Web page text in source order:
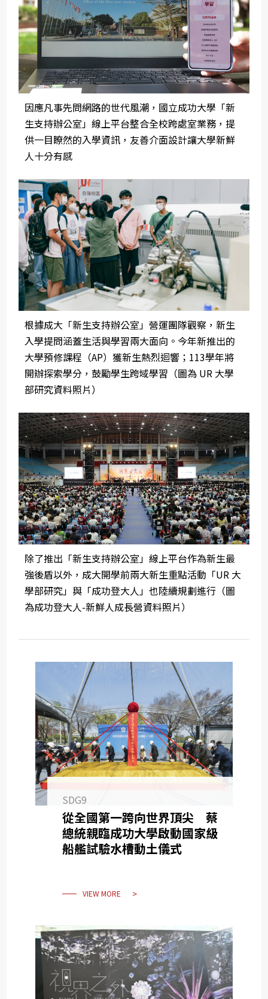
因應凡事先問網路的世代風潮，國立成功大學「新
生支持辦公室」線上平台整合全校跨處室業務，提
供一目瞭然的入學資訊，友善介面設計讓大學新鮮
人十分有感
根據成大「新生支持辦公室」營運團隊觀察，新生
入學提問涵蓋生活與學習兩大面向。今年新推出的
大學預修課程（AP）獲新生熱烈迴響；113學年將
開辦探索學分，鼓勵學生跨域學習（圖為 UR 大學
部研究資料照片）
除了推出「新生支持辦公室」線上平台作為新生最
強後盾以外，成大開學前兩大新生重點活動「UR 大
學部研究」與「成功登大人」也陸續規劃進行（圖
為成功登大人-新鮮人成長營資料照片）
SDG9
從全國第一跨向世界頂尖 蔡
總統親臨成功大學啟動國家級
船艦試驗水槽動土儀式
VIEW MORE